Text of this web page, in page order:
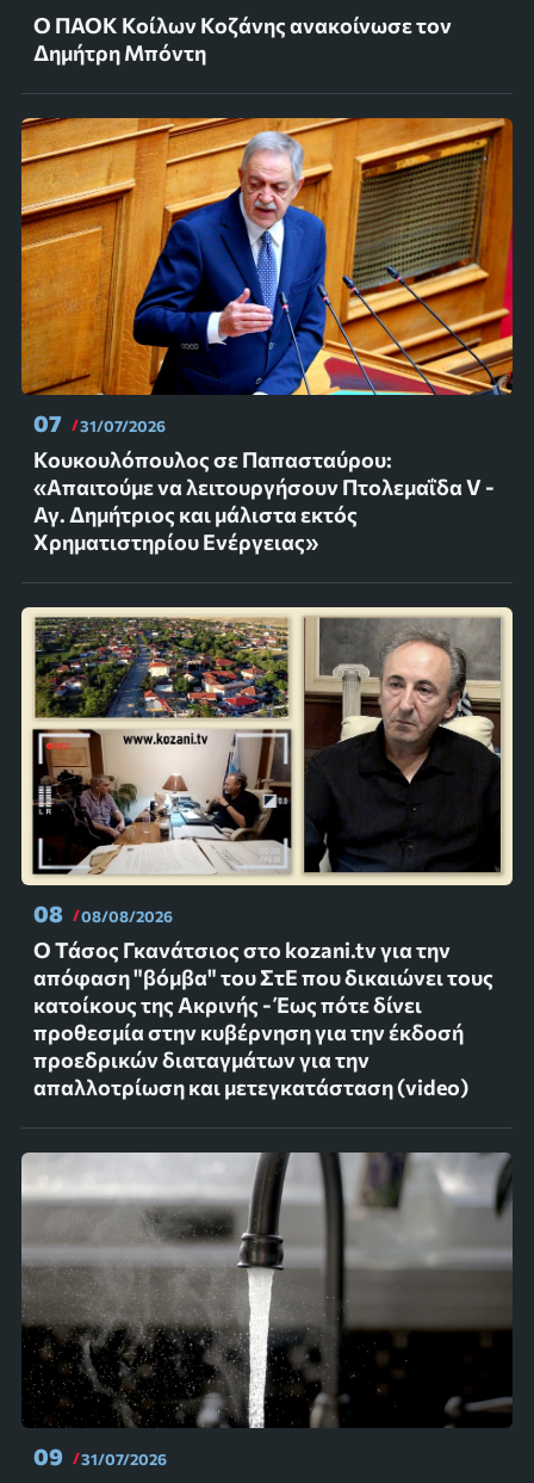
Ο ΠΑΟΚ Κοίλων Κοζάνης ανακοίνωσε τον
Δημήτρη Μπόντη
07 31/07/2026
Κουκουλόπουλος σε Παπασταύρου:
«Απαιτούμε να λειτουργήσουν Πτολεμαΐδα V -
Αγ. Δημήτριος και μάλιστα εκτός
Χρηματιστηρίου Ενέργειας»
08 08/08/2026
Ο Τάσος Γκανάτσιος στο kozani.tv για την
απόφαση "βόμβα" του ΣτΕ που δικαιώνει τους
κατοίκους της Ακρινής - Έως πότε δίνει
προθεσμία στην κυβέρνηση για την έκδοσή
προεδρικών διαταγμάτων για την
απαλλοτρίωση και μετεγκατάσταση (video)
09 31/07/2026